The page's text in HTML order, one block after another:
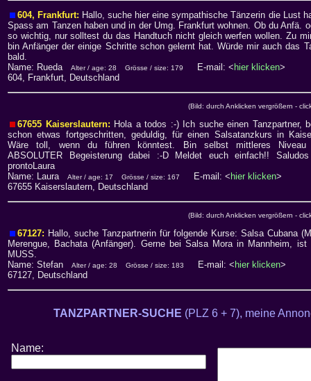
604, Frankfurt: Hallo, suche hier eine sympathische Tänzerin die Lust
Spass am Tanzen haben und in der Umg. Frankfurt wohnen. Ob du Anfä.
so wichtig, nur solltest du das Handtuch nicht gleich werfen wollen. Zu
bin Anfänger der einige Schritte schon gelernt hat. Würde mir auch das
bald.
Name: Rueda
Alter / age: 28 Grösse / size: 179 E-mail: < hier klicken>
604, Frankfurt, Deutschland
(Bild: durch Anklicken vergrößern -
67655 Kaiserslautern: Hola a todos :-) Ich suche einen Tanzpartner,
schon etwas fortgeschritten, geduldig, für einen Salsatanzkurs in
Wäre toll, wenn du führen könntest. Bin selbst mittleres
ABSOLUTER Begeisterung dabei :-D Meldet euch einfach!!
prontoLaura
Name: Laura
Alter / age: 17 Grösse / size: 167 E-mail: < hier klicken>
67655 Kaiserslautern, Deutschland
(Bild: durch Anklicken vergrößern -
67127: Hallo, suche Tanzpartnerin für folgende Kurse: Salsa Cubana
Merengue, Bachata (Anfänger). Gerne bei Salsa Mora in Mannheim, ist
MUSS.
Name: Stefan
Alter / age: 28 Grösse / size: 183 E-mail: < hier klicken>
67127, Deutschland
TANZPARTNER-SUCHE (PLZ 6 + 7), meine
Name: